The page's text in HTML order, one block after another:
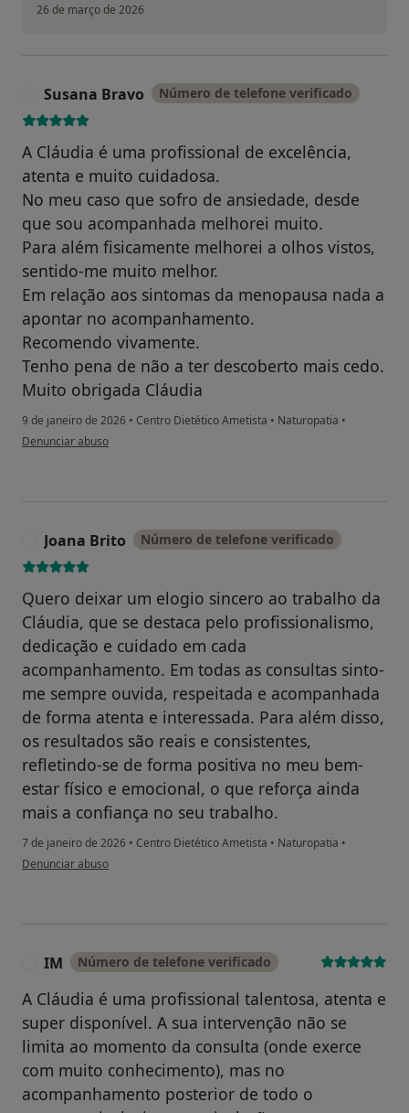
26 de março de 2026
Susana Bravo Número de telefone verificado
A Cláudia é uma profissional de excelência,
atenta e muito cuidadosa.
No meu caso que sofro de ansiedade, desde
que sou acompanhada melhorei muito.
Para além fisicamente melhorei a olhos vistos,
sentido-me muito melhor.
Em relação aos sintomas da menopausa nada a
apontar no acompanhamento.
Recomendo vivamente.
Tenho pena de não a ter descoberto mais cedo.
Muito obrigada Cláudia
9 de janeiro de 2026 • Centro Dietético Ametista • Naturopatia •
na opinião do utilizador Susana Bravo
Denunciar abuso
Joana Brito Número de telefone verificado
Quero deixar um elogio sincero ao trabalho da
Cláudia, que se destaca pelo profissionalismo,
dedicação e cuidado em cada
acompanhamento. Em todas as consultas sinto-
me sempre ouvida, respeitada e acompanhada
de forma atenta e interessada. Para além disso,
os resultados são reais e consistentes,
refletindo-se de forma positiva no meu bem-
estar físico e emocional, o que reforça ainda
mais a confiança no seu trabalho.
7 de janeiro de 2026 • Centro Dietético Ametista • Naturopatia •
na opinião do utilizador Joana Brito
Denunciar abuso
IM Número de telefone verificado
A Cláudia é uma profissional talentosa, atenta e
super disponível. A sua intervenção não se
limita ao momento da consulta (onde exerce
com muito conhecimento), mas no
acompanhamento posterior de todo o